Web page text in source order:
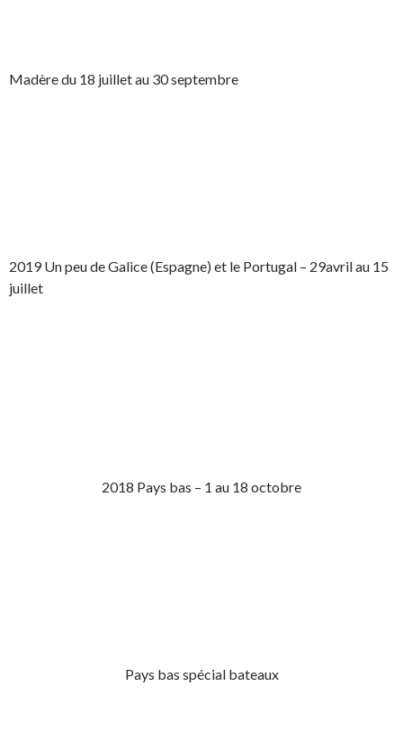
Madère du 18 juillet au 30 septembre
2019 Un peu de Galice (Espagne) et le Portugal – 29avril au 15
juillet
2018 Pays bas – 1 au 18 octobre
Pays bas spécial bateaux